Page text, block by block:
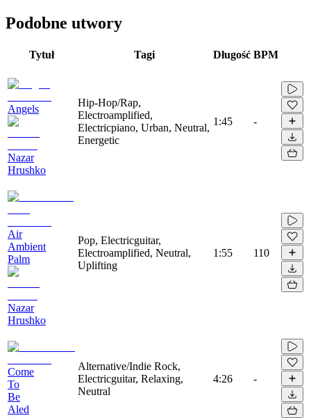
Podobne utwory
Tytuł Tagi Długość BPM
Angels
Nazar
Hrushko
Hip-Hop/Rap,
Electroamplified,
Electricpiano, Urban, Neutral,
Energetic
1:45 -
Air
Ambient
Palm
Nazar
Hrushko
Pop, Electricguitar,
Electroamplified, Neutral,
Uplifting
1:55 110
Come
To
Be
Aled
Alternative/Indie Rock,
Electricguitar, Relaxing,
Neutral
4:26 -